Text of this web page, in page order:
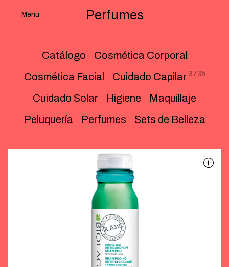
Menu Perfumes
Catálogo
Cosmética Corporal
Cosmética Facial
Cuidado Capilar 3735
Cuidado Solar Higiene
Maquillaje
Peluquería
Perfumes Sets de Belleza